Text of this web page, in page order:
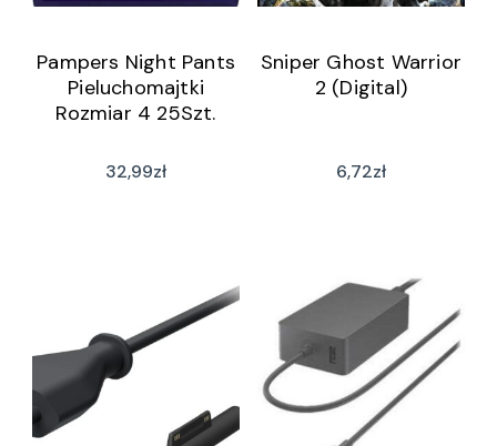
Pampers Night Pants
Pieluchomajtki
Rozmiar 4 25Szt.
32,99zł
Sniper Ghost Warrior
2 (Digital)
6,72zł